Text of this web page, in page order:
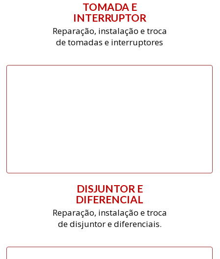
TOMADA E
INTERRUPTOR
Reparação, instalação e troca
de tomadas e interruptores
DISJUNTOR E
DIFERENCIAL
Reparação, instalação e troca
de disjuntor e diferenciais.